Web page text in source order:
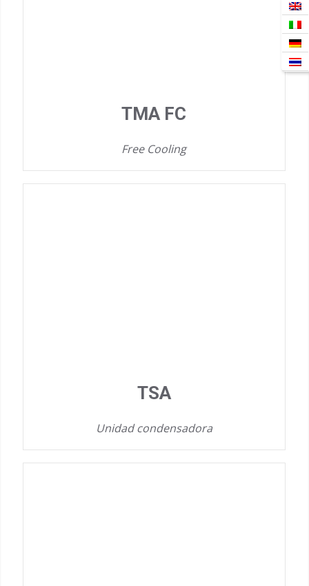
TMA FC
Free Cooling
TSA
Unidad condensadora